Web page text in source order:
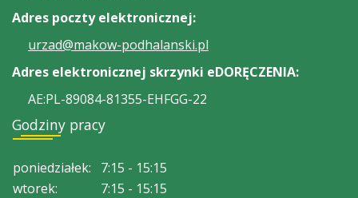
Adres poczty elektronicznej:
urzad@makow-podhalanski.pl
Adres elektronicznej skrzynki eDORĘCZENIA:
AE:PL-89084-81355-EHFGG-22
Godziny pracy
poniedziałek:
7:15 - 15:15
wtorek:
7:15 - 15:15